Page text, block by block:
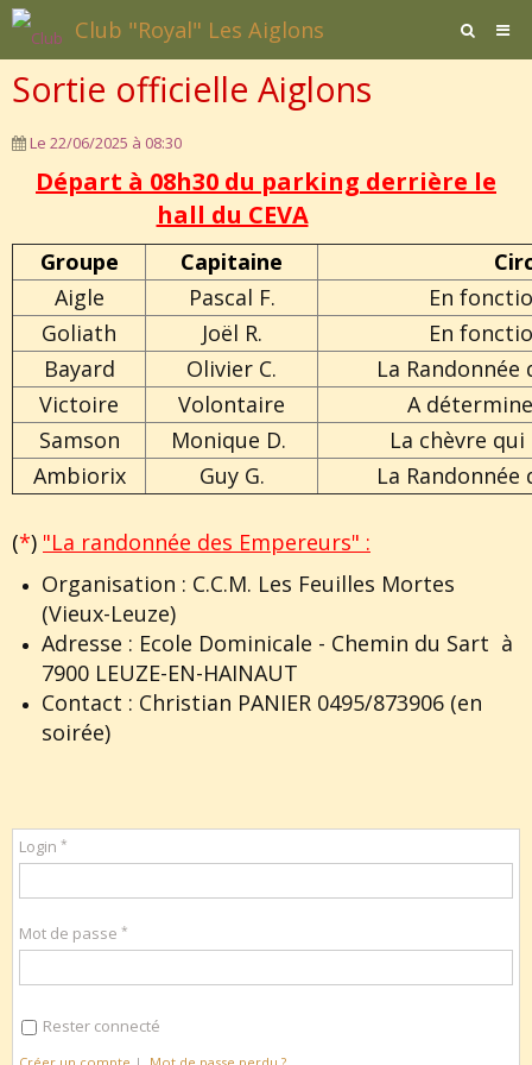
Club "Royal" Les Aiglons
Page d'accueil
Agenda
Contact / Formulaires
Documents
Sortie officielle Aiglons
Le 22/06/2025 à 08:30
Départ à 08h30 du parking derrière le
hall du CEVA
Groupe Capitaine
Aigle
Pascal F.
En
Goliath
Joël R.
En
Bayard
Olivier C.
La
Victoire
Volontaire
A
Samson
Monique D.
La chèvre
Ambiorix
Guy G. La
(*) "La randonnée des Empereurs" :
Organisation : C.C.M. Les Feuilles Mortes
(Vieux-Leuze)
Adresse : Ecole Dominicale - Chemin du Sart à
7900 LEUZE-EN-HAINAUT
Contact : Christian PANIER 0495/873906 (en
soirée)
Login
Mot de passe
Rester connecté